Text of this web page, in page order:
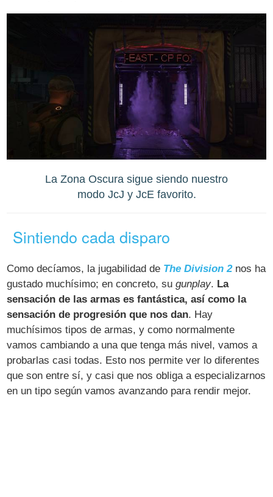
La Zona Oscura sigue siendo nuestro
modo JcJ y JcE favorito.
Sintiendo cada disparo
Como decíamos, la jugabilidad de The Division 2nos ha
gustado muchísimo; en concreto, sugunplay. La
sensación de las armas es fantástica, así como la
sensación de progresión que nos dan. Hay
muchísimos tipos de armas, y como normalmente
vamos cambiando a una que tenga más nivel, vamos a
probarlas casi todas. Esto nos permite ver lo diferentes
que son entre sí, y casi que nos obliga a especializarnos
en un tipo según vamos avanzando para rendir mejor.